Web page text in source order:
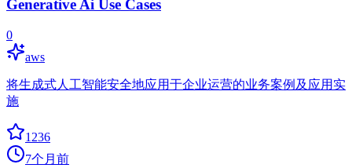
Generative Ai Use Cases
0
aws
将生成式人工智能安全地应用于企业运营的业务案例及应用实
施
1236
7个月前